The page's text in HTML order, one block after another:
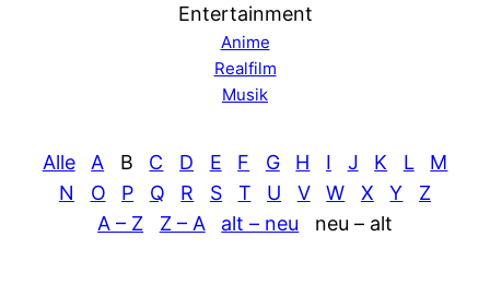
Entertainment
Anime
Realfilm
Musik
Alle A B C D E F G H I J K L
M
N
O P Q R S T U V W X Y
Z
A – Z
Z – A alt – neu neu – alt